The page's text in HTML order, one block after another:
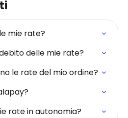
mie rate?
delle mie rate?
le rate del mio ordine?
rate in autonomia?